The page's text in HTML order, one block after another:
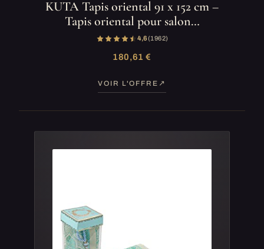
KUTA Tapis oriental 91 x 152 cm –
Tapis oriental pour salon…
4,6(1 962)
180,61 €
VOIR L'OFFRE